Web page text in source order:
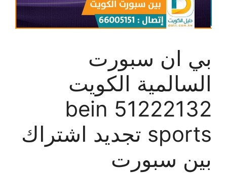
بي ان سبورت
السالمية الكويت
51222132 bein
sports تجديد اشتراك
بين سبورت